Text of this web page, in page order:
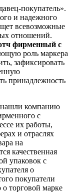
покупатель».
и надежного
всевозможные
отношений.
фирменный с
роль маркера
зафиксировать
принадлежность
нашли компанию
с
их работы,
и отраслях
на
качественная
упаковок с
о
покупатели
торговой марке